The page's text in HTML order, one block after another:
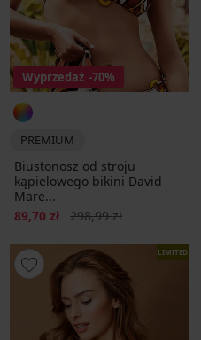
Wyprzedaż -70%
PREMIUM
Biustonosz od stroju
kąpielowego bikini David
Mare...
Zniżka
89,70 zł Pierwotna cena
298,99 zł
LIMITED